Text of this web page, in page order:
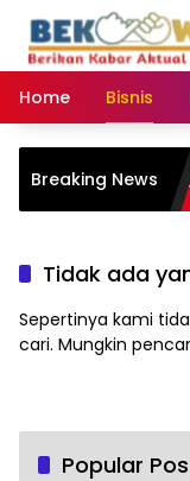
konten
Home
Bisnis
Breaking News
Malam
Jeritan
Tengah
Tidak ada
Sepertinya kami
cari. Mungkin
Popular